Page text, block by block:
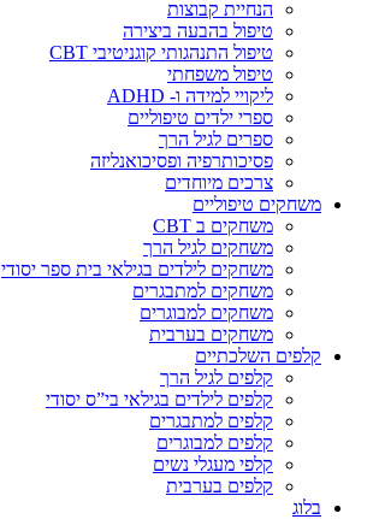
הנחיית קבוצות
טיפול בהבעה ביצירה
טיפול התנהגותי קוגניטיבי CBT
טיפול משפחתי
ליקויי למידה ו- ADHD
ספרי ילדים טיפוליים
ספרים לגיל הרך
פסיכותרפיה ופסיכואנליזה
צרכים מיוחדים
משחקים טיפוליים
משחקים ב CBT
משחקים לגיל הרך
משחקים לילדים בגילאי בית ספר יסודי
משחקים למתבגרים
משחקים למבוגרים
משחקים בערבית
קלפים השלכתיים
קלפים לגיל הרך
קלפים לילדים בגילאי בי”ס יסודי
קלפים למתבגרים
קלפים למבוגרים
קלפי מעגלי נשים
קלפים בערבית
בלוג